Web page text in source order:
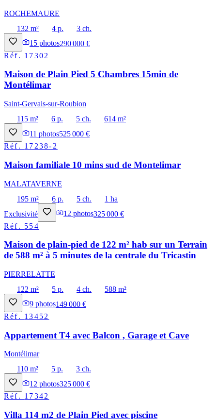
ROCHEMAURE
132 m²
4 p.
3 ch.
15 photos290 000 €
Réf. 17302
Maison de Plain Pied 5 Chambres 15min de
Montélimar
Saint-Gervais-sur-Roubion
115 m²
6 p. 5 ch.
614 m²
11 photos525 000 €
Réf. 17238-2
Maison familiale 10 mins sud de Montelimar
MALATAVERNE
195 m²
6 p. 5 ch.
1 ha
Exclusivité
12 photos325 000 €
Réf. 554
Maison de plain-pied de 122 m² hab sur un Terrain
de 588 m² à 5 minutes de la centrale du Tricastin
PIERRELATTE
122 m²
5 p. 4 ch.
588 m²
9 photos149 000 €
Réf. 13452
Appartement T4 avec Balcon , Garage et Cave
Montélimar
110 m²
5 p.
3 ch.
12 photos325 000 €
Réf. 17342
Villa 114 m2 de Plain Pied avec piscine